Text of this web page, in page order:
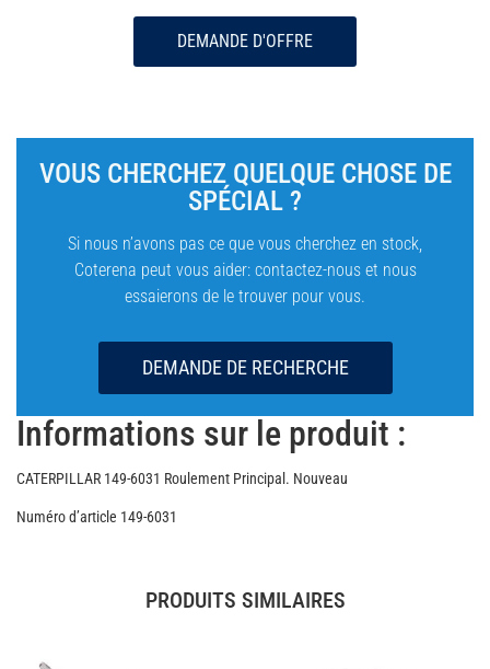
DEMANDE D'OFFRE
VOUS CHERCHEZ QUELQUE CHOSE DE
SPÉCIAL ?
Si nous n’avons pas ce que vous cherchez en stock,
Coterena peut vous aider: contactez-nous et nous
essaierons de le trouver pour vous.
DEMANDE DE RECHERCHE
Informations sur le produit :
CATERPILLAR 149-6031 Roulement Principal. Nouveau
Numéro d’article 149-6031
PRODUITS SIMILAIRES